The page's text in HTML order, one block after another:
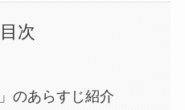
目次
のあらすじ紹介